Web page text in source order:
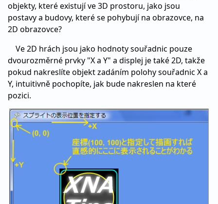
objekty, které existují ve 3D prostoru, jako jsou
postavy a budovy, které se pohybují na obrazovce, na
2D obrazovce?
Ve 2D hrách jsou jako hodnoty souřadnic pouze
dvourozměrné prvky "X a Y" a displej je také 2D, takže
pokud nakreslíte objekt zadáním polohy souřadnic X a
Y, intuitivně pochopíte, jak bude nakreslen na které
pozici.